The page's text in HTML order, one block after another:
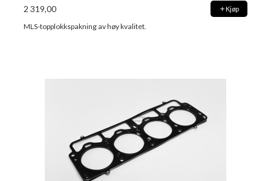
2 319,00 Kjøp
MLS-topplokkspakning av høy kvalitet.